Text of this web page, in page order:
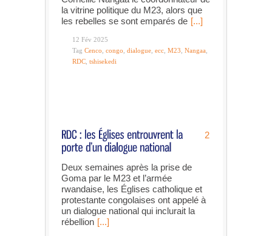
la vitrine politique du M23, alors que
les rebelles se sont emparés de [...]
12 Fév 2025
Tag Cenco congo dialogue ecc M23 Nangaa
RDC tshisekedi
2
Deux semaines après la prise de
Goma par le M23 et l’armée
rwandaise, les Églises catholique et
protestante congolaises ont appelé à
un dialogue national qui inclurait la
rébellion [...]